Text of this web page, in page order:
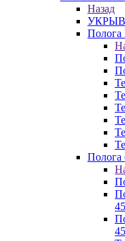
Назад
Полога